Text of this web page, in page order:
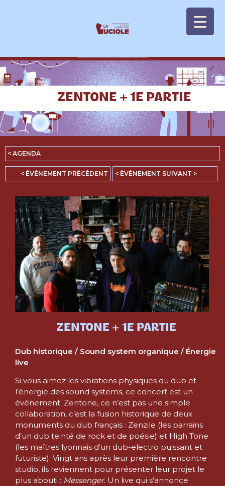
ZENTONE + 1E PARTIE
< AGENDA
< ÉVÉNEMENT PRÉCÉDENT < ÉVÉNEMENT SUIVANT >
ZENTONE + 1E PARTIE
Dub historique / Sound system organique / Énergie
live
Si vous aimez les vibrations physiques du dub et
l’énergie des sound systems, ce concert est un
événement. Zentone, ce n’est pas une simple
collaboration, c’est la fusion historique de deux
monuments du dub français : Zenzile (les parrains
d’un dub teinté de rock et de poésie) et High Tone
(les maîtres lyonnais d’un dub-electro puissant et
futuriste). Vingt ans après leur première rencontre
studio, ils reviennent pour présenter leur projet le
plus abouti : Messenger. Un live qui s’annonce